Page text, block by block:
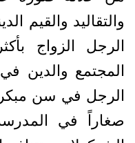
والتقاليد والقيم
الرجل الزواج
المجتمع والدين
الرجل في سن
صغاراً في